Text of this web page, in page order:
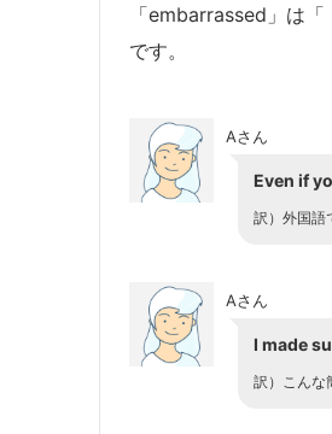
「embarrassed」は
です。
Aさん
Even if
訳）外国語
Aさん
I made
訳）こんな